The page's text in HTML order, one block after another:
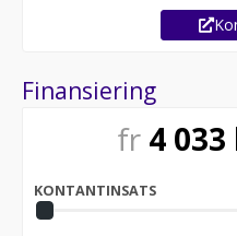
Finansiering
fr 4 033
KONTANTINSATS